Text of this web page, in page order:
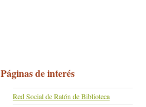
Páginas de interés
Red Social de Ratón de Biblioteca